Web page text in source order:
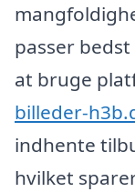
passer
at bruge
billeder-
indhente
hvilket